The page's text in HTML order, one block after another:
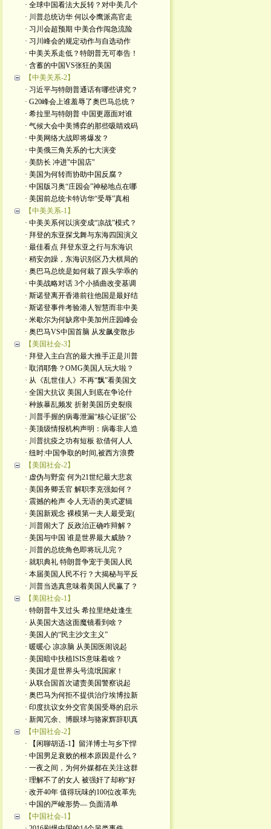
· 全球中国看法大反转？对中美几个
· 川普总统访华 何以令鹰派高官走
· 习川会超预期 中美合作闯急流险
· 习川峰会的规定动作与自选动作
· 中美关系走低？特朗普无可奉告！
· 含蓄的中国VS张狂的美国
【中美关系-2】
· 习近平与特朗普通话有哪些讲究？
· G20峰会上谁羞辱了奥巴马总统？
· 希拉里与特朗普 中国更愿面对谁
· 气候大会中美博弈的那些吸睛戏码
· 中美网络大战即将爆发？
· 中美俄三角关系的七大演变
· 美防长 冲进"中国店"
· 美国为何转而协助中国反腐？
· 中国版习奥“庄园会”神秘地点在哪
· 美国前总统卡特访华“受辱”真相
【中美关系-1】
· 中美关系何以演变成“凉战”模式？
· 拜登的东亚探戈舞与东海四国演义
· 最佳看点 拜登东亚之行与东海识
· 稍安勿躁，东海识别区乃大棋局的
· 奥巴马总统是如何栽了跟头学乖的
· 中美战略对话 3个小插曲改变基调
· 斯诺登离开香港前往他国是最好结
· 斯诺登事件考验港人智慧而非中美
· 米歇尔为何缺席中美加州庄园峰会
· 奥巴马VS中国首脑 从发飙变散步
【美国社会-3】
· 拜登入主白宫的最大推手正是川普
· 取消耶鲁？OMG美国人玩大啦？
· 从《乱世佳人》不再“飘”看美国文
· 全国大抗议 美国人到底在争论什
· 种族暴乱频发 折射美国历史裂痕
· 川普手握的病毒泄漏“核心证据”公
· 美顶级情报机构声明：病毒非人造
· 川普抗疫之功有短板 欲借何人人
· 纽时:中国争取的时间,被西方浪费
【美国社会-2】
· 虚伪与野蛮 何为21世纪最大悲哀
· 美国务卿丢官 解职李克强如何？
· 震撼的枪声 令人无语的美式逻辑
· 美国新观念 裸模第一夫人最受宠(
· 川普闹大了 反政治正确咋辩解？
· 美国与中国 谁是世界最大威胁？
· 川普的总统角色即将玩儿完？
· 就职典礼 特朗普争宠于美国人民
· 本届美国人民不行？大揭秘与平反
· 川普当选真意味着美国人民赢了？
【美国社会-1】
· 特朗普牛叉过头 希拉里绝处逢生
· 从美国大选这面魔镜看到啥？
· 美国人的“民主沙文主义”
· 暖暖心 凉凉脑 从美国医闹说起
· 美国暗中扶植ISIS意味着啥？
· 美国才是世界头号流氓国家！
· 从联合国首次谴责美国警察说起
· 奥巴马为何拒不提供治疗埃博拉新
· 印度抗议女外交官美国受辱的启示
· 新闻冗余、博眼球与骆家辉辞职真
【中国社会-2】
· 【闲聊胡适-1】留洋博士与乡下悍
· 中国男足衰败的根本原因是什么？
· 一夜之间，为何外媒都在关注这群
· 理解不了的女人 被强奸了却称“好
· 改开40年 值得玩味的100位改革先
· 中国的严峻形势— 负面清单
【中国社会-1】